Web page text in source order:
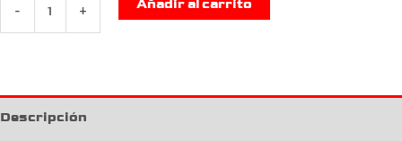
- +
Añadir al carrito
Descripción